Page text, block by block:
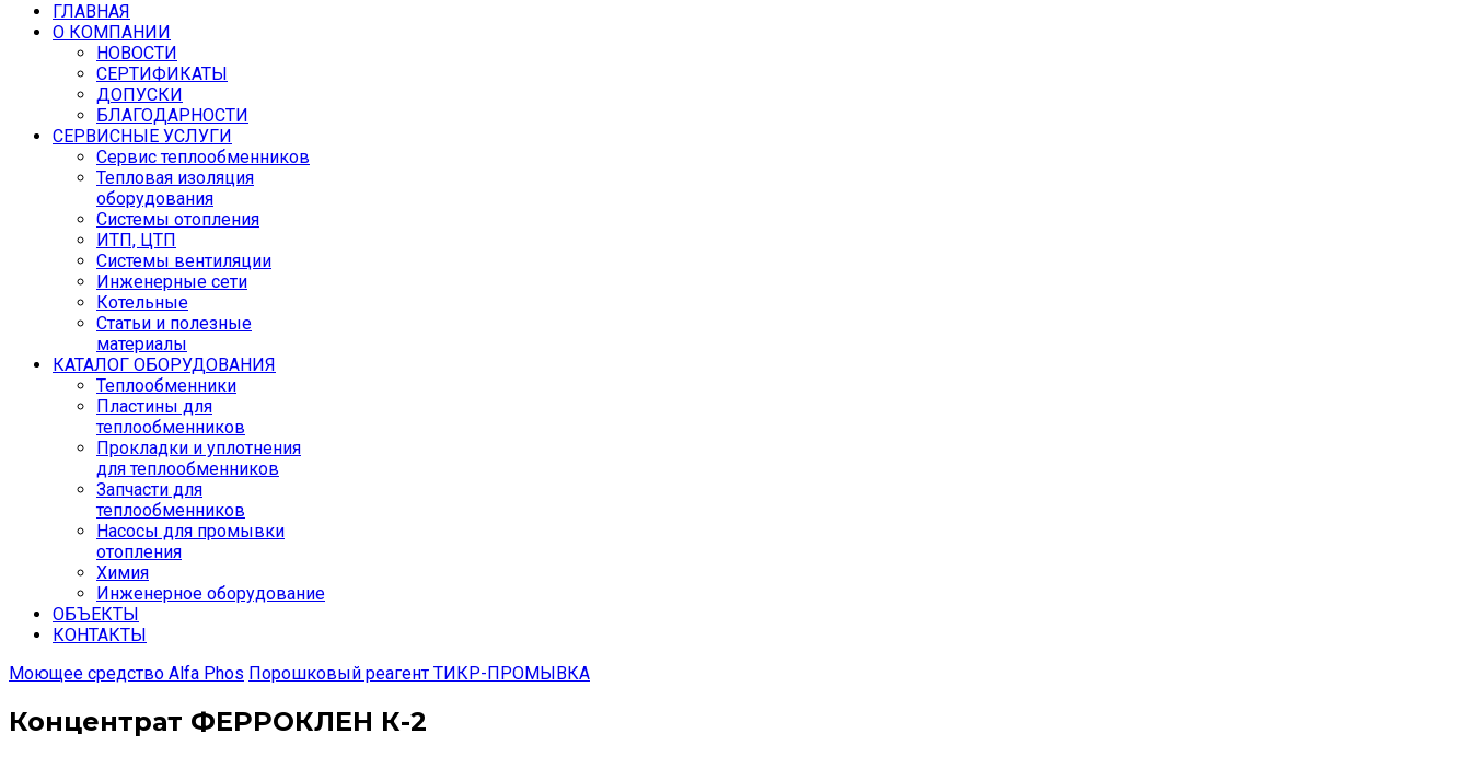
ГЛАВНАЯ
О КОМПАНИИ
НОВОСТИ
СЕРТИФИКАТЫ
ДОПУСКИ
БЛАГОДАРНОСТИ
СЕРВИСНЫЕ УСЛУГИ
Сервис теплообменников
Тепловая изоляция
оборудования
Системы отопления
ИТП, ЦТП
Системы вентиляции
Инженерные сети
Котельные
Статьи и полезные
материалы
КАТАЛОГ ОБОРУДОВАНИЯ
Теплообменники
Пластины для
теплообменников
Прокладки и уплотнения
для теплообменников
Запчасти для
теплообменников
Насосы для промывки
отопления
Химия
Инженерное оборудование
ОБЪЕКТЫ
КОНТАКТЫ
Моющее средство Alfa Phos Порошковый реагент ТИКР-ПРОМЫВКА
Концентрат ФЕРРОКЛЕН К-2